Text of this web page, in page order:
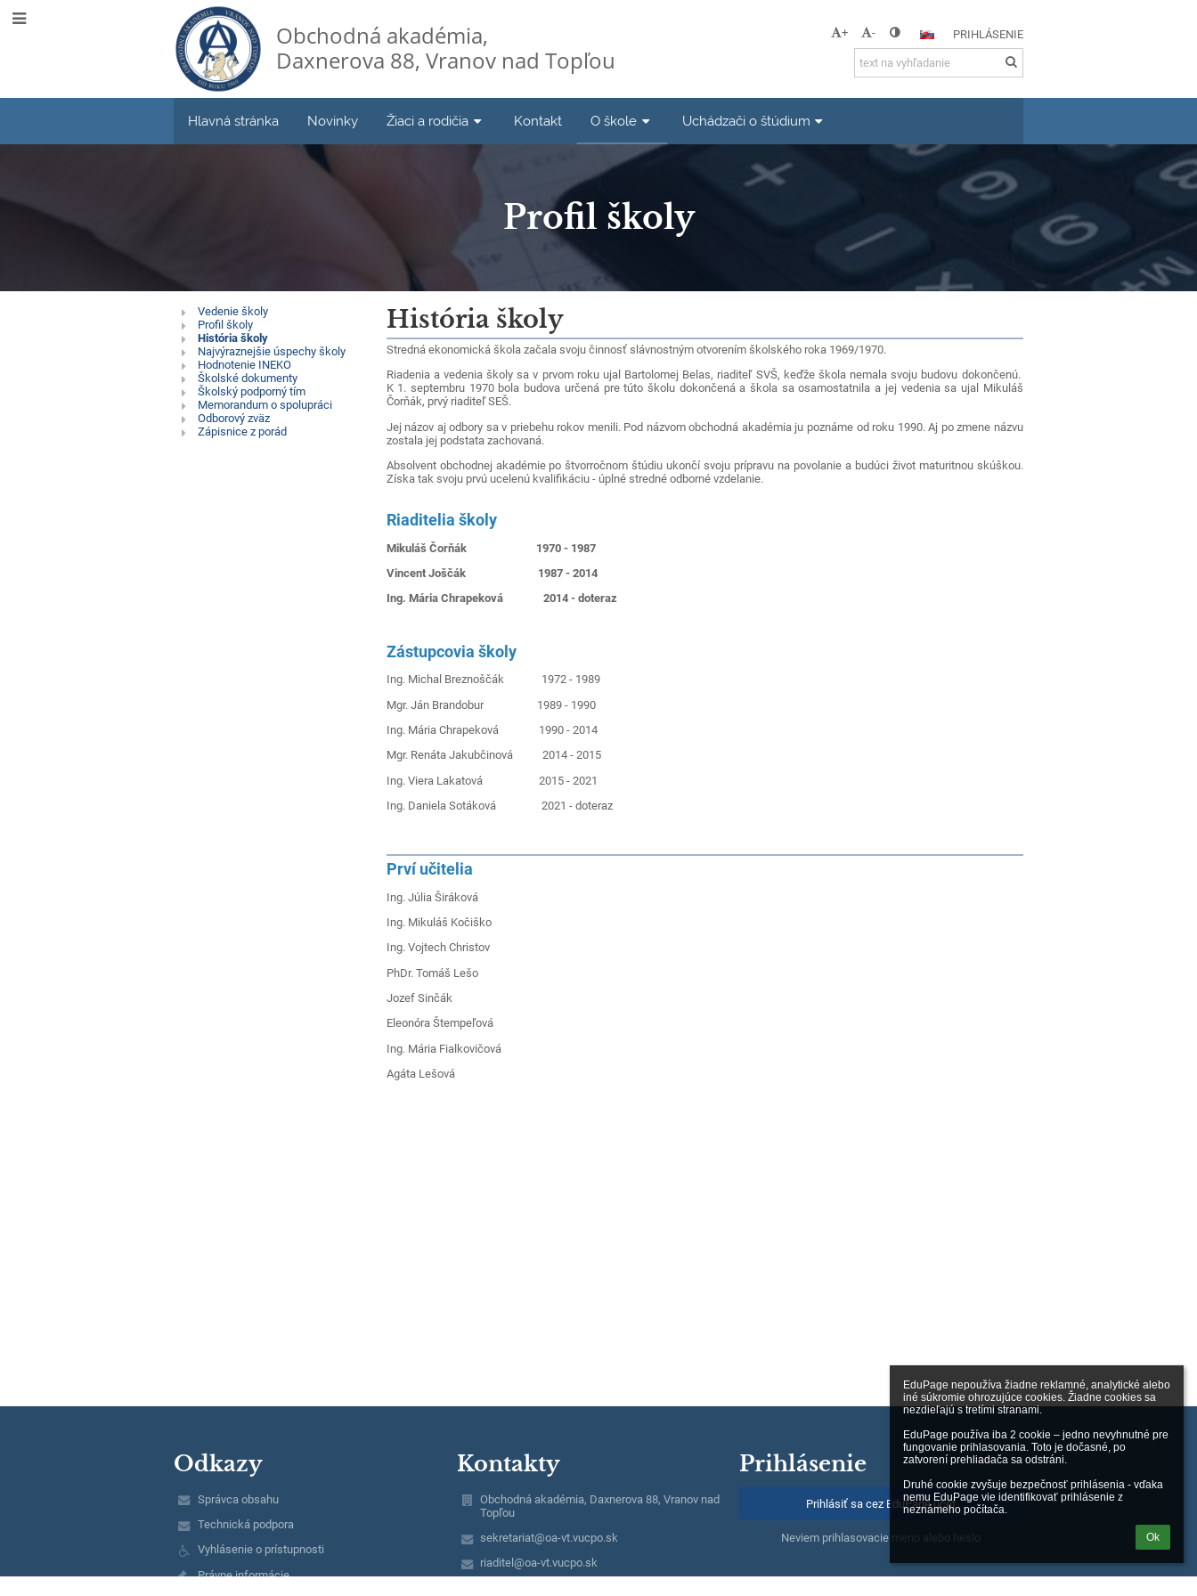
EduPage nepoužíva žiadne reklamné, analytické alebo
iné súkromie ohrozujúce cookies. Žiadne cookies sa
nezdieľajú s tretími stranami.
EduPage používa iba 2 cookie – jedno nevyhnutné pre
fungovanie prihlasovania. Toto je dočasné, po
zatvorení prehliadača sa odstráni.
Druhé cookie zvyšuje bezpečnosť prihlásenia - vďaka
nemu EduPage vie identifikovať prihlásenie z
neznámeho počítača.
Ok
Obchodná akadémia,
Daxnerova 88, Vranov nad Topľou
+ - PRIHLÁSENIE
Hlavná stránka Novinky Žiaci a rodičia Kontakt O škole Uchádzači o štúdium
Profil školy
Profil
školy
Vedenie školy
Profil školy
História školy
Najvýraznejšie úspechy školy
Hodnotenie INEKO
Školské dokumenty
Školský podporný tím
Memorandum o spolupráci
Odborový zväz
Zápisnice z porád
História školy
Stredná ekonomická škola začala svoju činnosť slávnostným otvorením školského roka 1969/1970.
Riadenia a vedenia školy sa v prvom roku ujal Bartolomej Belas, riaditeľ SVŠ, keďže škola nemala svoju budovu dokončenú.
K 1. septembru 1970 bola budova určená pre túto školu dokončená a škola sa osamostatnila a jej vedenia sa ujal Mikuláš
Čorňák, prvý riaditeľ SEŠ.
Jej názov aj odbory sa v priebehu rokov menili. Pod názvom obchodná akadémia ju poznáme od roku 1990. Aj po zmene názvu
zostala jej podstata zachovaná.
Absolvent obchodnej akadémie po štvorročnom štúdiu ukončí svoju prípravu na povolanie a budúci život maturitnou skúškou.
Získa tak svoju prvú ucelenú kvalifikáciu - úplné stredné odborné vzdelanie.
Riaditelia školy
Mikuláš Čorňák 1970 - 1987
Vincent Joščák 1987 - 2014
Ing. Mária Chrapeková 2014 - doteraz
Zástupcovia školy
Ing. Michal Breznoščák 1972 - 1989
Mgr. Ján Brandobur 1989 - 1990
Ing. Mária Chrapeková 1990 - 2014
Mgr. Renáta Jakubčinová 2014 - 2015
Ing. Viera Lakatová 2015 - 2021
Ing. Daniela Sotáková 2021 - doteraz
Prví učitelia
Ing. Júlia Širáková
Ing. Mikuláš Kočiško
Ing. Vojtech Christov
PhDr. Tomáš Lešo
Jozef Sinčák
Eleonóra Štempeľová
Ing. Mária Fialkovičová
Agáta Lešová
Odkazy
Správca obsahu
Technická podpora
Vyhlásenie o prístupnosti
Právne informácie
Kontakty
Obchodná akadémia, Daxnerova 88, Vranov nad
Topľou
sekretariat@oa-vt.vucpo.sk
riaditel@oa-vt.vucpo.sk
Prihlásenie
Prihlásiť sa cez EduPage účet
Neviem prihlasovacie meno alebo heslo